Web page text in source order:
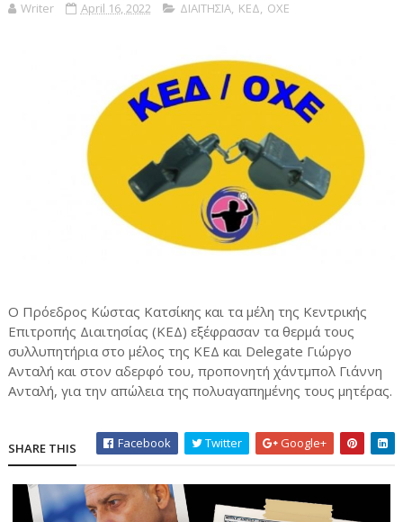
Writer April 16, 2022 ΔΙΑΙΤΗΣΙΑ, ΚΕΔ, ΟΧΕ
O Πρόεδρος Κώστας Κατσίκης και τα μέλη της Κεντρικής
Επιτροπής Διαιτησίας (ΚΕΔ) εξέφρασαν τα θερμά τους
συλλυπητήρια στο μέλος της ΚΕΔ και Delegate Γιώργο
Ανταλή και στον αδερφό του, προπονητή χάντμπολ Γιάννη
Ανταλή, για την απώλεια της πολυαγαπημένης τους μητέρας.
SHARE THIS Facebook Twitter Google+